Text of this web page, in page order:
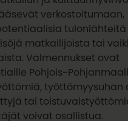
verkostoitumaan,
tulonlähteitä
matkailijoista tai
Valmennukset ovat
Pohjois-
työttömyysuhan
tai
voivat osallistua.